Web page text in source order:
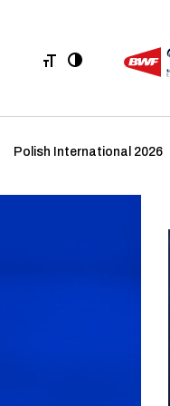
Polish International 2026